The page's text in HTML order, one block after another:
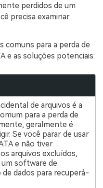
perdidos de um
precisa examinar
comuns para a perda de
e as soluções potenciais:
de arquivos é a
para a perda de
geralmente é
Se você parar de usar
e não tiver
arquivos excluídos,
software de
de dados para recuperá-